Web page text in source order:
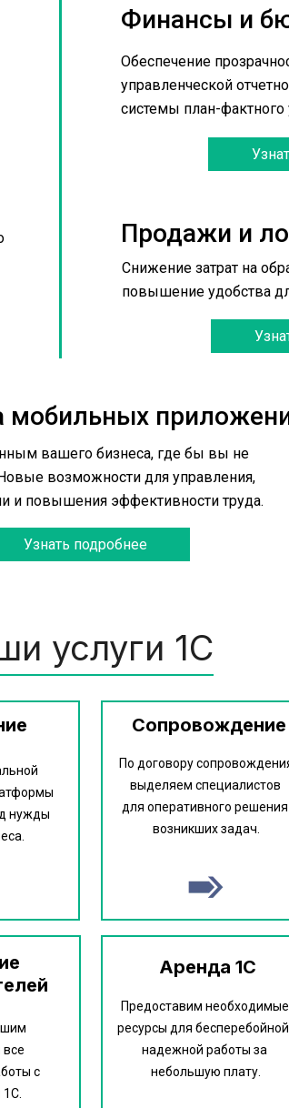
Финансы и
Обеспечение
управленческой
системы план-фактного
мобильных
Продажи и
Снижение затрат на
повышение удобства
вашего бизнеса, где бы вы не
возможности для управления,
и повышения эффективности труда.
Узнать подробнее
услуги 1С
нужды
Сопровождение
Аренда 1С
По договору
выделяем специалистов
для оперативного решения
возникших задач.
все
с
Предоставим необходимые
ресурсы для
надежной работы за
небольшую плату.